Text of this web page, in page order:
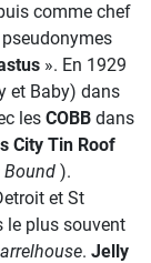
comme chef
». En 1929
et Baby) dans
les COBB dans
City Tin Roof
).
et St
le plus souvent
. Jelly